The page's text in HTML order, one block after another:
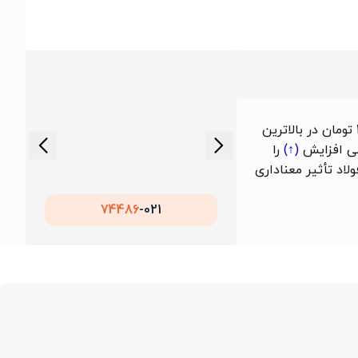
در یک ماهه‌ی منتهی به 16 مرداد 1405، قیمت تیرآهن 14 فایکو مشهد سایز 14 از 9,818,182 تومان در پایین‌ترین نقطه و 11,000,000 تومان در بالاترین
افزایش (↑) را
تأثیر معناداری
021-
74486